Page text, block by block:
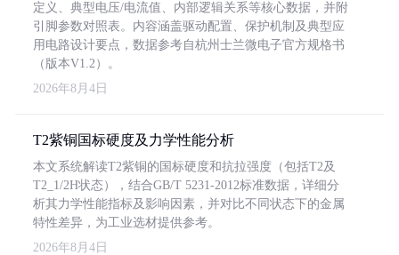
定义、典型电压/电流值、内部逻辑关系等核心数据，并附
引脚参数对照表。内容涵盖驱动配置、保护机制及典型应
用电路设计要点，数据参考自杭州士兰微电子官方规格书
（版本V1.2）。
2026年8月4日
T2紫铜国标硬度及力学性能分析
本文系统解读T2紫铜的国标硬度和抗拉强度（包括T2及
T2_1/2H状态），结合GB/T 5231-2012标准数据，详细分
析其力学性能指标及影响因素，并对比不同状态下的金属
特性差异，为工业选材提供参考。
2026年8月4日